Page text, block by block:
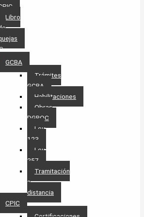
Libro
GCBA
Trámites
GCBA
Habilitaciones
Obras
DGROC
Ley
123
Ley
257
Tramitación
a
distancia
CPIC